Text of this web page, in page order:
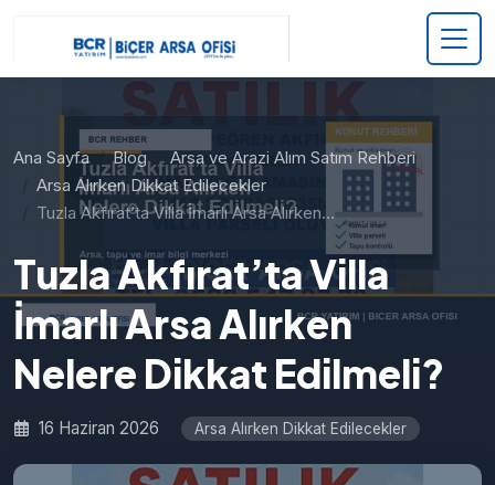
Ana Sayfa Blog
Arsa ve Arazi Alım Satım Rehberi
Arsa Alırken Dikkat Edilecekler
Tuzla Akfırat’ta Villa İmarlı Arsa Alırken…
Tuzla Akfırat’ta Villa
İmarlı Arsa Alırken
Nelere Dikkat Edilmeli?
16 Haziran 2026 Arsa Alırken Dikkat Edilecekler